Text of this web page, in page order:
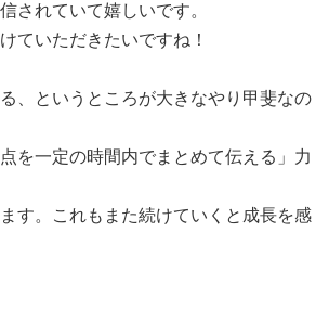
されていて嬉しいです。
ていただきたいですね！
、というところが大きなやり甲斐なの
を一定の時間内でまとめて伝える」力
す。これもまた続けていくと成長を感